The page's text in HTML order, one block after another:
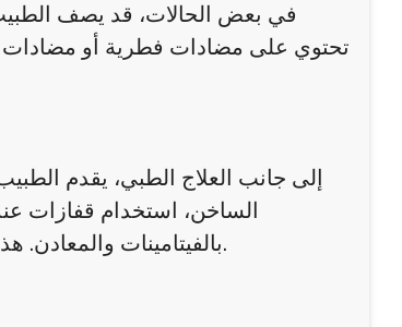
في بعض الحالات، قد يصف
تحتوي على مضادات فطرية أو مضادات
إلى جانب العلاج الطبي، يقدم
الساخن، استخدام قفازات
بالفيتامينات والمعادن. هذه الإجراءات اليومية تساعد على منع تكرار المشكلة وتعزز من فعالية العلاج.